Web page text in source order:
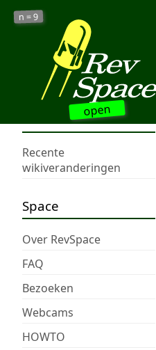
open
n =9
Recente
wikiveranderingen
Space
Over RevSpace
FAQ
Bezoeken
Webcams
HOWTO